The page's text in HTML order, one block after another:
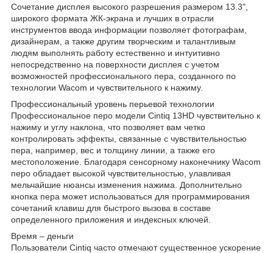
Сочетание дисплея высокого разрешения размером 13.3",
широкого формата ЖК-экрана и лучших в отрасли
инструментов ввода информации позволяет фотографам,
дизайнерам, а также другим творческим и талантливым
людям выполнять работу естественно и интуитивно
непосредственно на поверхности дисплея с учетом
возможностей профессионального пера, созданного по
технологии Wacom и чувствительного к нажиму.
Профессиональный уровень перьевой технологии
Профессиональное перо модели Cintiq 13HD чувствительно к
нажиму и углу наклона, что позволяет вам четко
контролировать эффекты, связанные с чувствительностью
пера, например, вес и толщину линии, а также его
местоположение. Благодаря сенсорному наконечнику Wacom
перо обладает высокой чувствительностью, улавливая
мельчайшие нюансы изменения нажима. Дополнительно
кнопка пера может использоваться для программирования
сочетаний клавиш для быстрого вызова в составе
определенного приложения и индексных ключей.
Время – деньги
Пользователи Cintiq часто отмечают существенное ускорение